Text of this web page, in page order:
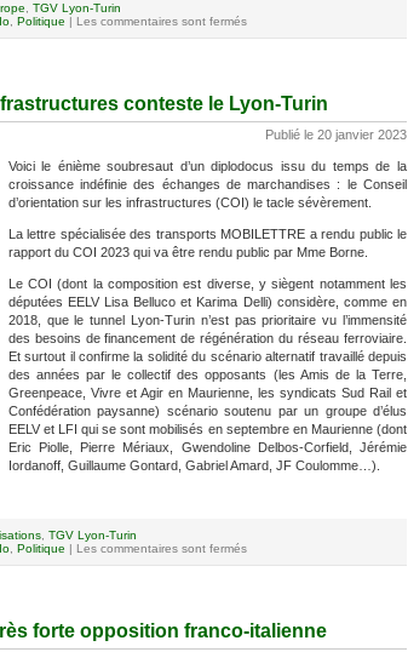
, TGV Lyon-Turin
, Politique Les commentaires sont fermés
conteste le Lyon-Turin
Publié le 20 janvier 2023
Voici le énième soubresaut d’un diplodocus issu du temps de la
croissance indéfinie des échanges de marchandises : le Conseil
d’orientation sur les infrastructures (COI) le tacle sévèrement.
La lettre spécialisée des transports MOBILETTRE a rendu public le
rapport du COI 2023 qui va être rendu public par Mme Borne.
Le COI (dont la composition est diverse, y siègent notamment les
députées EELV Lisa Belluco et Karima Delli) considère, comme en
2018, que le tunnel Lyon-Turin n’est pas prioritaire vu l’immensité
des besoins de financement de régénération du réseau ferroviaire.
Et surtout il confirme la solidité du scénario alternatif travaillé depuis
des années par le collectif des opposants (les Amis de la Terre,
Greenpeace, Vivre et Agir en Maurienne, les syndicats Sud Rail et
Confédération paysanne) scénario soutenu par un groupe d’élus
EELV et LFI qui se sont mobilisés en septembre en Maurienne (dont
Eric Piolle, Pierre Mériaux, Gwendoline Delbos-Corfield, Jérémie
Iordanoff, Guillaume Gontard, Gabriel Amard, JF Coulomme…).
, TGV Lyon-Turin
Politique | Les commentaires sont fermés
forte opposition franco-italienne